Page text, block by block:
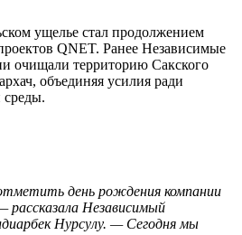
ущелье стал продолжением
QNET. Ранее Независимые
очищали территорию Сакского
объединяя усилия ради
день рождения компании
рассказала Независимый
Нурсулу. — Сегодня мы